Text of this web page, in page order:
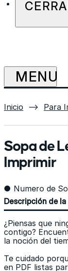
Inicio ⟶ Para
Sopa de
Imprimir
● Numero de
Descripción de
¿Piensas que
contigo?
la noción del
Te cuidado
en PDF listas